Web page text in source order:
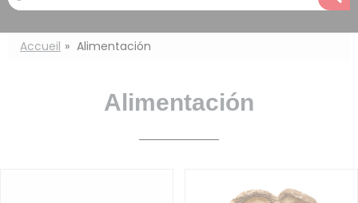
clés
:
Accueil Alimentación
Alimentación